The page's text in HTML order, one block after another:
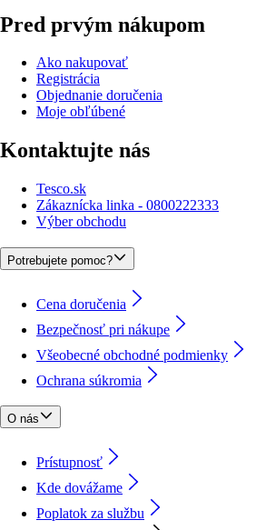
Pred prvým nákupom
Ako nakupovať
Registrácia
Objednanie doručenia
Moje obľúbené
Kontaktujte nás
Tesco.sk
Zákaznícka linka - 0800222333
Výber obchodu
Potrebujete pomoc?
Cena doručenia
Bezpečnosť pri nákupe
Všeobecné obchodné podmienky
Ochrana súkromia
O nás
Prístupnosť
Kde dovážame
Poplatok za službu